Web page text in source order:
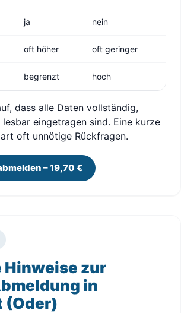
ja nein
oft höher oft geringer
begrenzt hoch
dass alle Daten vollständig,
eingetragen sind. Eine kurze
oft unnötige Rückfragen.
– 19,70 €
zur
in
(Oder)